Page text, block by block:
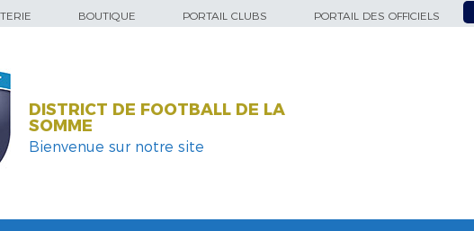
BOUTIQUE PORTAIL CLUBS PORTAIL DES OFFICIELS
DISTRICT DE FOOTBALL DE LA
SOMME
Bienvenue sur notre site